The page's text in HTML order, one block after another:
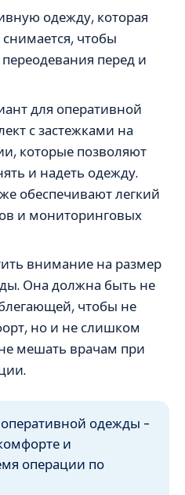
одежду, которая
снимается, чтобы
перед и
для оперативной
с застежками на
которые позволяют
и надеть одежду.
обеспечивают легкий
и мониторинговых
внимание на размер
Она должна быть не
чтобы не
но и не слишком
мешать врачам при
одежды –
и
операции по